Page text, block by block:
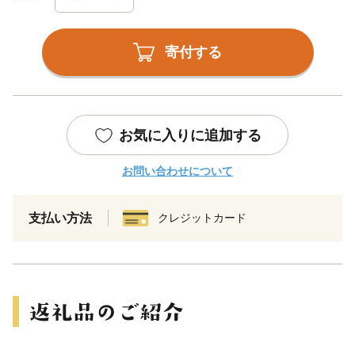
寄付する
お気に入りに追加する
お問い合わせについて
支払い方法 クレジットカード